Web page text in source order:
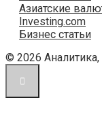
Азиатские
Investing.com
Бизнес статьи
© 2026